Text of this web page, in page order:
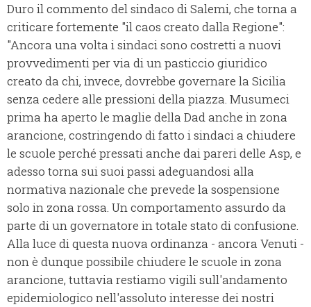
Duro il commento del sindaco di Salemi, che torna a
criticare fortemente "il caos creato dalla Regione":
"Ancora una volta i sindaci sono costretti a nuovi
provvedimenti per via di un pasticcio giuridico
creato da chi, invece, dovrebbe governare la Sicilia
senza cedere alle pressioni della piazza. Musumeci
prima ha aperto le maglie della Dad anche in zona
arancione, costringendo di fatto i sindaci a chiudere
le scuole perché pressati anche dai pareri delle Asp, e
adesso torna sui suoi passi adeguandosi alla
normativa nazionale che prevede la sospensione
solo in zona rossa. Un comportamento assurdo da
parte di un governatore in totale stato di confusione.
Alla luce di questa nuova ordinanza - ancora Venuti -
non è dunque possibile chiudere le scuole in zona
arancione, tuttavia restiamo vigili sull'andamento
epidemiologico nell'assoluto interesse dei nostri